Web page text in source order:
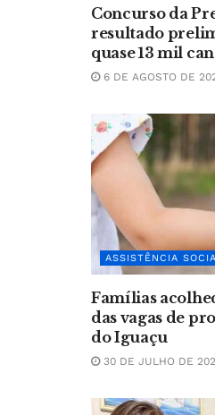
Concurso da
resultado
quase 13 mil
6 DE AGOSTO DE
ASSISTÊNCIA
Famílias
das vagas de
do Iguaçu
30 DE JULHO DE